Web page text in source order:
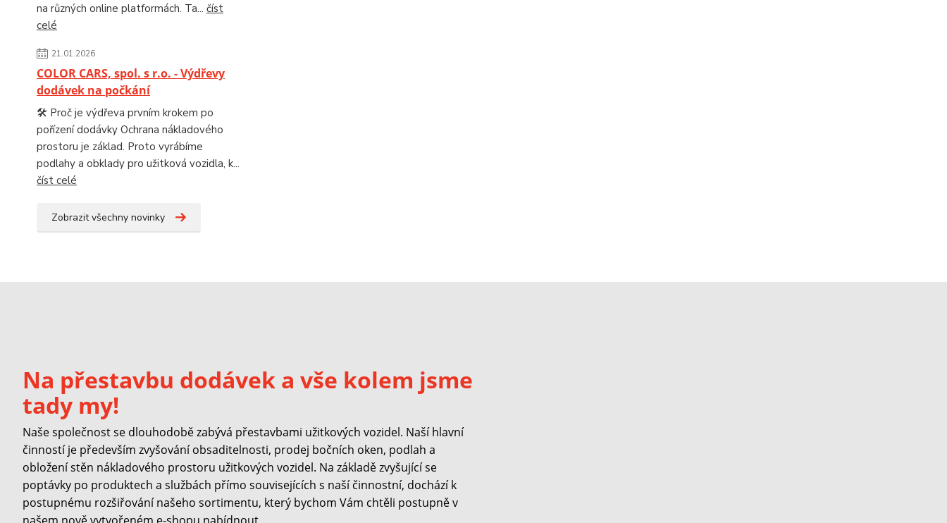
na různých online platformách. Ta... číst
celé
21.01.2026
COLOR CARS, spol. s r.o. - Výdřevy
dodávek na počkání
🛠️ Proč je výdřeva prvním krokem po
pořízení dodávky Ochrana nákladového
prostoru je základ. Proto vyrábíme
podlahy a obklady pro užitková vozidla, k...
číst celé
Zobrazit všechny novinky
Na přestavbu dodávek a vše kolem jsme
tady my!
Naše společnost se dlouhodobě zabývá přestavbami užitkových vozidel. Naší hlavní
činností je především zvyšování obsaditelnosti, prodej bočních oken, podlah a
obložení stěn nákladového prostoru užitkových vozidel. Na základě zvyšující se
poptávky po produktech a službách přímo souvisejících s naší činnostní, dochází k
postupnému rozšiřování našeho sortimentu, který bychom Vám chtěli postupně v